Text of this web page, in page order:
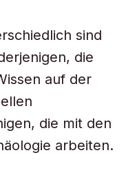
sind
die
auf der
die mit den
arbeiten.